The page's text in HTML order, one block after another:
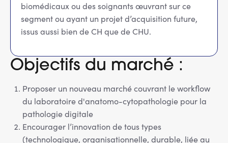
biomédicaux ou des soignants œuvrant sur ce
segment ou ayant un projet d’acquisition future,
issus aussi bien de CH que de CHU.
Objectifs du marché :
Proposer un nouveau marché couvrant le workflow
du laboratoire d'anatomo-cytopathologie pour la
pathologie digitale
Encourager l’innovation de tous types
(technologique, organisationnelle, durable, liée au